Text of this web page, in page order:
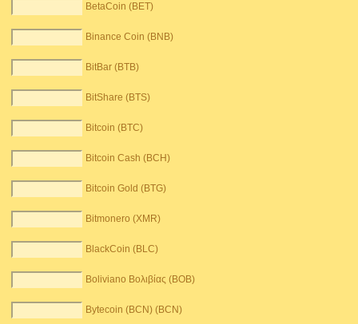
BetaCoin (BET)
Binance Coin (BNB)
BitBar (BTB)
BitShare (BTS)
Bitcoin (BTC)
Bitcoin Cash (BCH)
Bitcoin Gold (BTG)
Bitmonero (XMR)
BlackCoin (BLC)
Boliviano Βολιβίας (BOB)
Bytecoin (BCN) (BCN)